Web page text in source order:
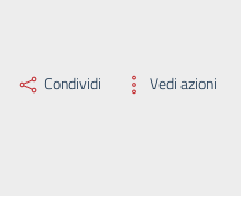
Condividi Vedi azioni